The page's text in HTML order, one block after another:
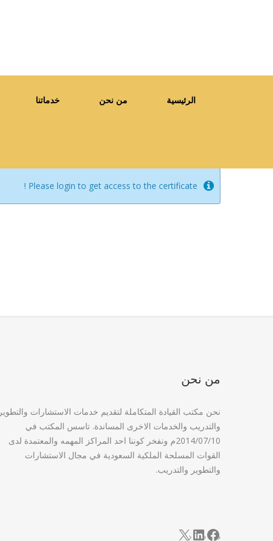
الرئيسية من نحن خدماتنا
Please login to get access to the certificate !
من نحن
نحن مكتب القيادة المتكاملة لتقديم خدمات الاستشارات والتطوير
والتدريب والخدمات الاخرى المساندة. تاسس المكتب في
2014/07/10م ونفخر كوننا احد المراكز المهمه والمعتمدة لدى
القوات المسلحة الملكية السعودية في مجال الاستشارات
والتطوير والتدريب.
Facebook
LinkedIn
X